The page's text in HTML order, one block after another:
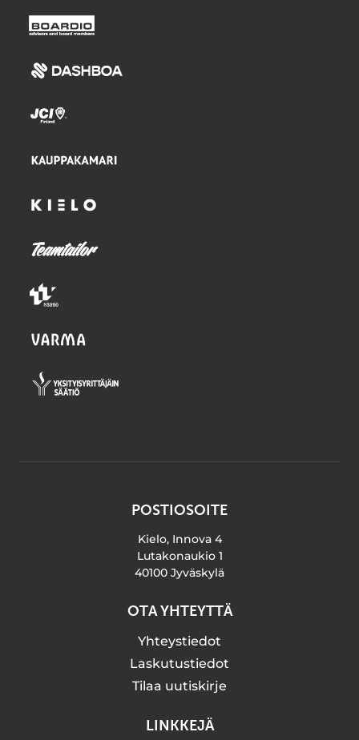
POSTIOSOITE
Kielo, Innova 4
Lutakonaukio 1
40100 Jyväskylä
OTA YHTEYTTÄ
Yhteystiedot
Laskutustiedot
Tilaa uutiskirje
LINKKEJÄ